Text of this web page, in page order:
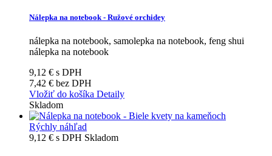
Nálepka na notebook - Ružové orchidey
nálepka na notebook, samolepka na notebook, feng shui
nálepka na notebook
9,12 € s DPH
7,42 € bez DPH
Vložiť do košíka Detaily
Skladom
Rýchly náhľad
9,12 € s DPH Skladom